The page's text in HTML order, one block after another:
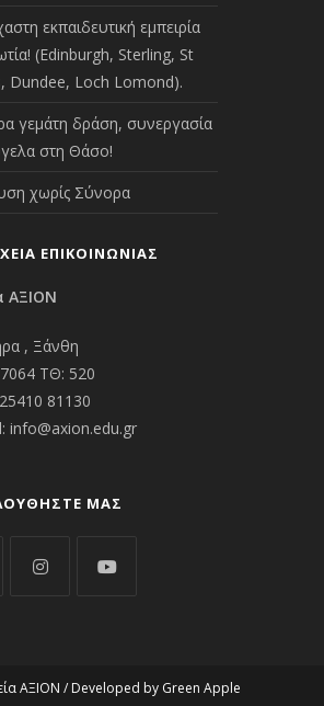
εκπαιδευτική εμπειρία
(Edinburgh, Sterling, St
Dundee, Loch Lomond).
γεμάτη δράση, συνεργασία
στη Θάσο!
χωρίς Σύνορα
ΕΠΙΚΟΙΝΩΝΙΑΣ
ΑΞΙΟΝ
, Ξάνθη
ΤΘ: 520
81130
info@axion.edu.gr
ΜΑΣ
ΑΞΙΟΝ / Developed by Green Apple